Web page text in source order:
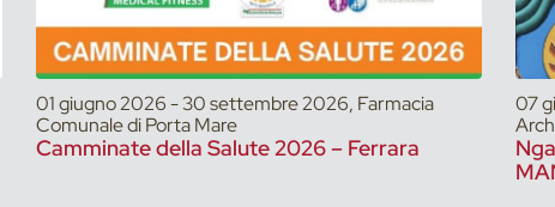
01 giugno 2026 - 30 settembre 2026, Farmacia
Comunale di Porta Mare
Camminate della Salute 2026 – Ferrara
07